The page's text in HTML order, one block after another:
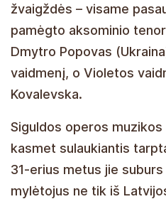
žvaigždės – visame
pamėgto aksominio
Dmytro Popovas
vaidmenį, o Violetos
Kovalevska.
Siguldos operos
kasmet sulaukiantis
31-erius metus jie
mylėtojus ne tik iš